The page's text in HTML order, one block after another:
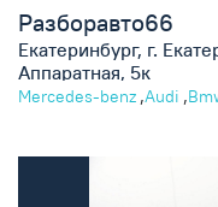
Разборавто66
Екатеринбург, г.
Аппаратная, 5к
Mercedes-benz ,Audi ,